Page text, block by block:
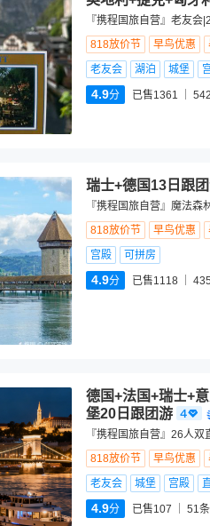
『携程国旅自营』老友
818放价节
早鸟优惠
老友会
湖泊 城堡
4.9分 已售1361
瑞士+德国13日跟
『携程国旅自营』魔法
818放价节
早鸟优惠
宫殿
可拼房
4.9分 已售1118
德国+法国+瑞士+
堡20日跟团游
『携程国旅自营』26人
818放价节
早鸟优惠
老友会
城堡 宫殿
4.9分 已售107 51